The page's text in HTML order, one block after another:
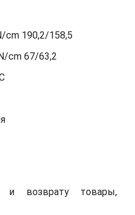
cm 190,2/158,5
cm 67/63,2
и возврату товары,